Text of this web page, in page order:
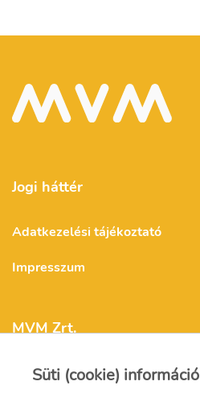
Jogi háttér
Adatkezelési tájékoztató
Impresszum
MVM Zrt.
Süti (cookie) információ